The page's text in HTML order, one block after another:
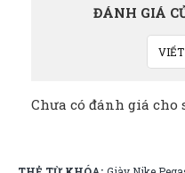
ĐÁNH GIÁ
Chưa có đánh giá cho